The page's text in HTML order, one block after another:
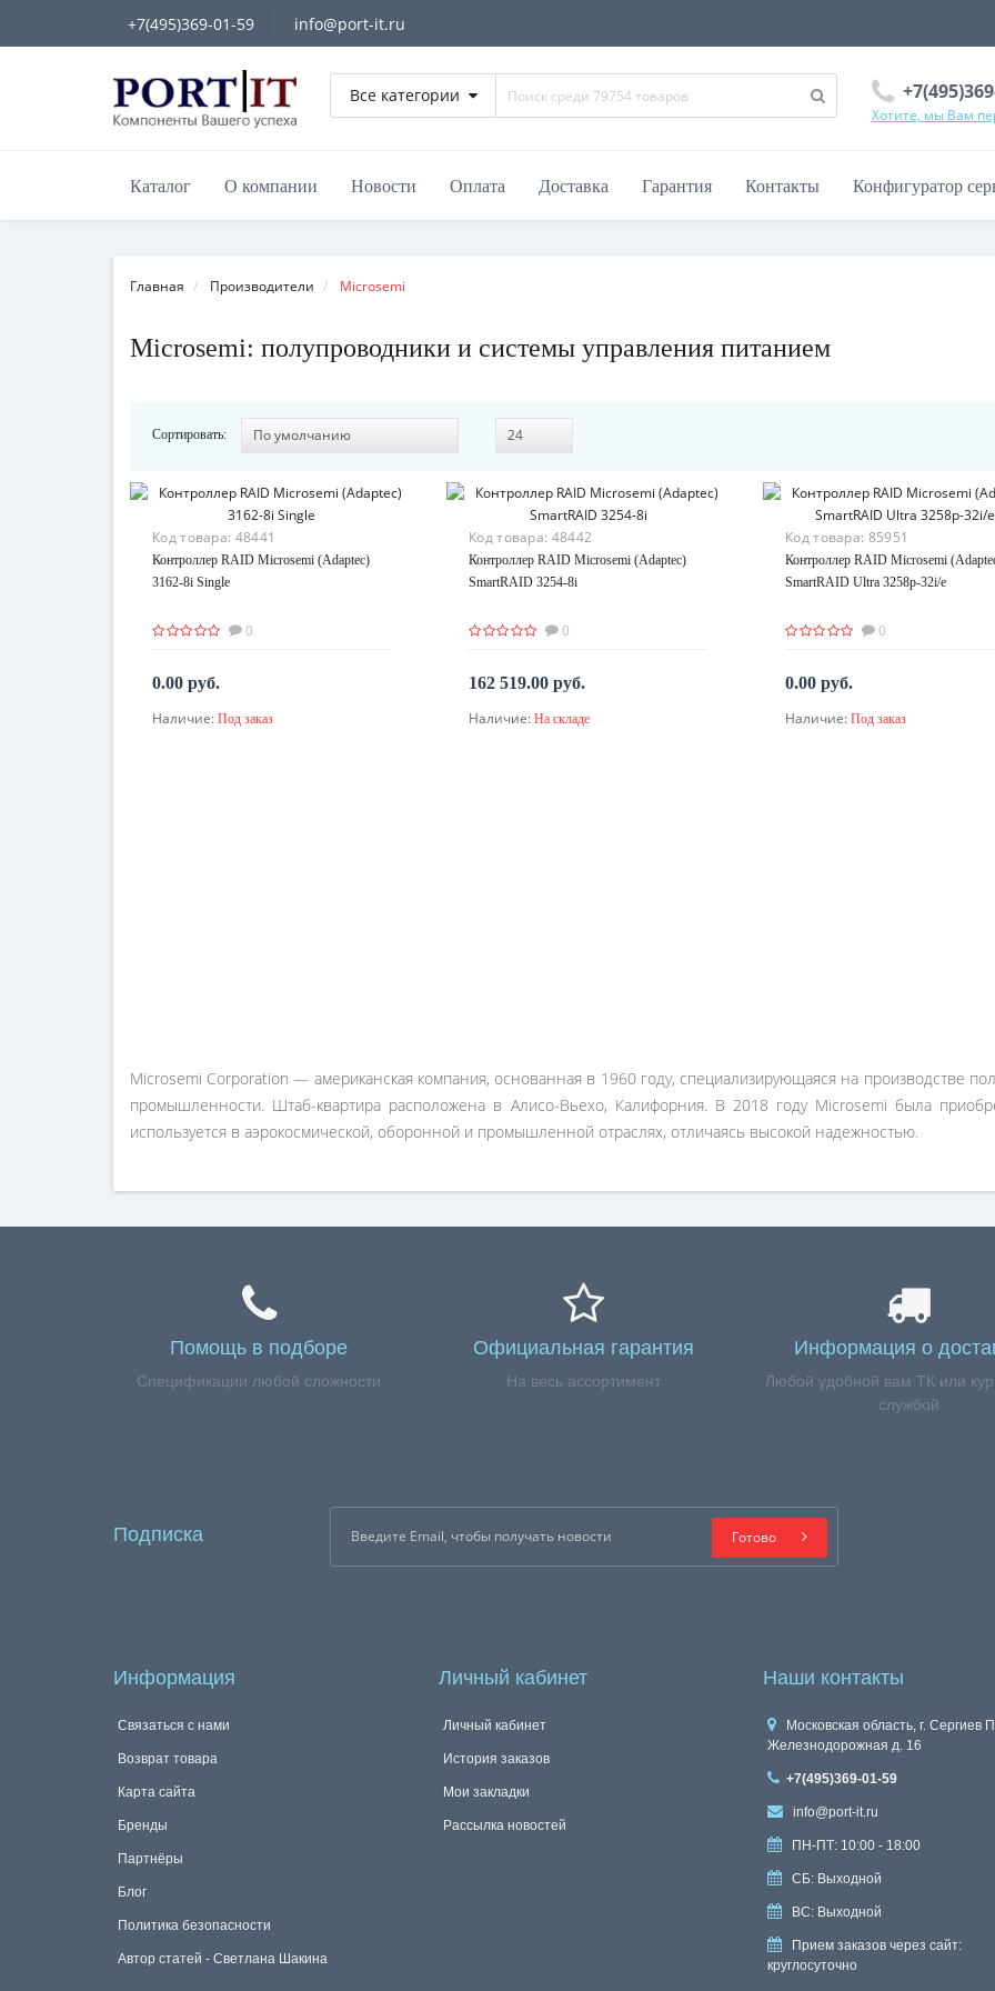
+7(495)369-01-59 info@port-it.ru
Все категории
Хотите, мы Вам
Каталог О компании Новости Оплата Доставка Гарантия Контакты Конфигуратор
Главная Производители Microsemi
Microsemi: полупроводники и системы управления питанием
Сортировать:
Код товара: 48441
Контроллер RAID Microsemi (Adaptec)
3162-8i Single
0
0.00 руб.
По запросу
Наличие: Под заказ
Код товара: 48442
Контроллер RAID Microsemi (Adaptec)
SmartRAID 3254-8i
0
162 519.00 руб.
В корзину
Наличие: На складе
Код товара: 85951
Контроллер RAID Microsemi
SmartRAID Ultra 3258p-32i/e
0
0.00 руб.
По запросу
Наличие: Под заказ
Microsemi Corporation — американская компания, основанная в 1960 году, специализирующаяся на производстве
промышленности. Штаб-квартира расположена в Алисо-Вьехо, Калифорния. В 2018 году Microsemi была
используется в аэрокосмической, оборонной и промышленной отраслях, отличаясь высокой надежностью.
Помощь в подборе
Спецификации любой сложности
Официальная гарантия
На весь ассортимент
Информация о
Любой удобной вам ТК или
службой
Подписка Готово
Информация
Связаться с нами
Возврат товара
Карта сайта
Бренды
Партнёры
Блог
Политика безопасности
Автор статей - Светлана Шакина
Личный кабинет
Личный кабинет
История заказов
Мои закладки
Рассылка новостей
Наши контакты
Московская область, г. Сергиев
Железнодорожная д. 16
+7(495)369-01-59
info@port-it.ru
ПН-ПТ: 10:00 - 18:00
СБ: Выходной
ВС: Выходной
Прием заказов через сайт:
круглосуточно